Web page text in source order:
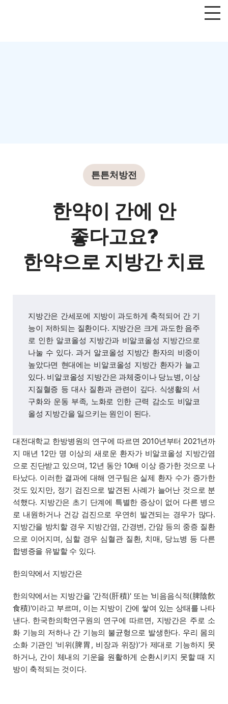
튼튼처방전
한약이 간에 안
좋다고요?
한약으로 지방간 치료
지방간은 간세포에 지방이 과도하게 축적되어 간 기
능이 저하되는 질환이다. 지방간은 크게 과도한 음주
로 인한 알코올성 지방간과 비알코올성 지방간으로
나눌 수 있다. 과거 알코올성 지방간 환자의 비중이
높았다면 현대에는 비알코올성 지방간 환자가 늘고
있다. 비알코올성 지방간은 과체중이나 당뇨병, 이상
지질혈증 등 대사 질환과 관련이 깊다. 식생활의 서
구화와 운동 부족, 노화로 인한 근력 감소도 비알코
올성 지방간을 일으키는 원인이 된다.
대전대학교 한방병원의 연구에 따르면 2010년부터 2021년까
지 매년 12만 명 이상의 새로운 환자가 비알코올성 지방간염
으로 진단받고 있으며, 12년 동안 10배 이상 증가한 것으로 나
타났다. 이러한 결과에 대해 연구팀은 실제 환자 수가 증가한
것도 있지만, 정기 검진으로 발견된 사례가 늘어난 것으로 분
석했다. 지방간은 초기 단계에 특별한 증상이 없어 다른 병으
로 내원하거나 건강 검진으로 우연히 발견되는 경우가 많다.
지방간을 방치할 경우 지방간염, 간경변, 간암 등의 중증 질환
으로 이어지며, 심할 경우 심혈관 질환, 치매, 당뇨병 등 다른
합병증을 유발할 수 있다.
한의약에서 지방간은
한의약에서는 지방간을 '간적(肝積)' 또는 '비음음식적(脾陰飮
食積)'이라고 부르며, 이는 지방이 간에 쌓여 있는 상태를 나타
낸다. 한국한의학연구원의 연구에 따르면, 지방간은 주로 소
화 기능의 저하나 간 기능의 불균형으로 발생한다. 우리 몸의
소화 기관인 '비위(脾胃, 비장과 위장)'가 제대로 기능하지 못
하거나, 간이 체내의 기운을 원활하게 순환시키지 못할 때 지
방이 축적되는 것이다.